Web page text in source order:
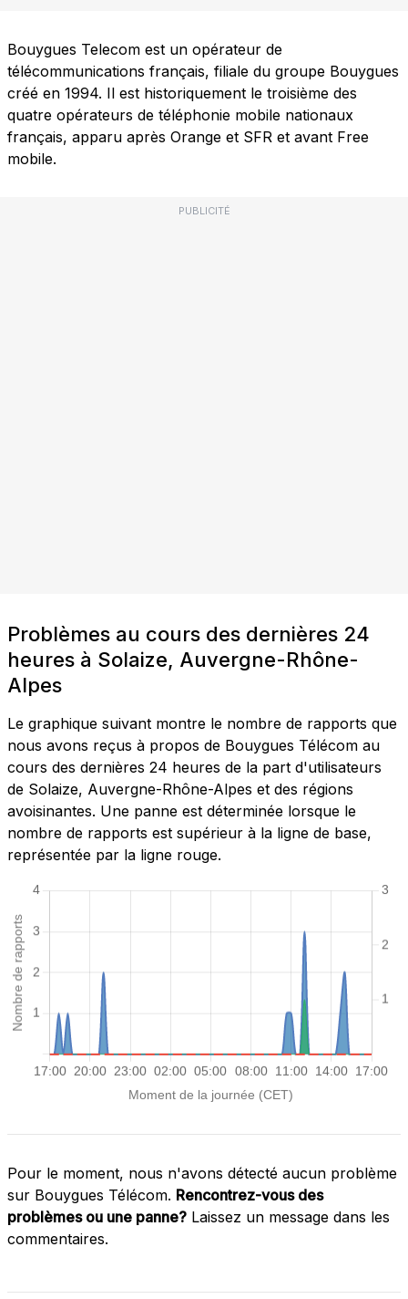
Bouygues Telecom est un opérateur de
télécommunications français, filiale du groupe Bouygues
créé en 1994. Il est historiquement le troisième des
quatre opérateurs de téléphonie mobile nationaux
français, apparu après Orange et SFR et avant Free
mobile.
PUBLICITÉ
Problèmes au cours des dernières 24
heures à Solaize, Auvergne-Rhône-
Alpes
Le graphique suivant montre le nombre de rapports que
nous avons reçus à propos de Bouygues Télécom au
cours des dernières 24 heures de la part d'utilisateurs
de Solaize, Auvergne-Rhône-Alpes et des régions
avoisinantes. Une panne est déterminée lorsque le
nombre de rapports est supérieur à la ligne de base,
représentée par la ligne rouge.
Pour le moment, nous n'avons détecté aucun problème
sur Bouygues Télécom. Rencontrez-vous des
problèmes ou une panne? Laissez un message dans les
commentaires.